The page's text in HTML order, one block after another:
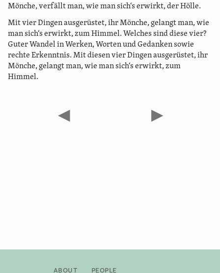
Mönche, verfällt man, wie man sich‘s erwirkt, der Hölle.
Mit vier Dingen ausgerüstet, ihr Mönche, gelangt man, wie
man sich‘s erwirkt, zum Himmel. Welches sind diese vier?
Guter Wandel in Werken, Worten und Gedanken sowie
rechte Erkenntnis. Mit diesen vier Dingen ausgerüstet, ihr
Mönche, gelangt man, wie man sich‘s erwirkt, zum
Himmel.
◀ ▶
About People